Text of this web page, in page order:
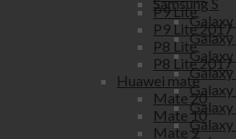
Galaxy
Galaxy
Galaxy
Galaxy
P9 Lite
P9 Lite 2017
P8 Lite
P8 Lite 2017
Huawei mate
Mate 20
Mate 10
Mate 9